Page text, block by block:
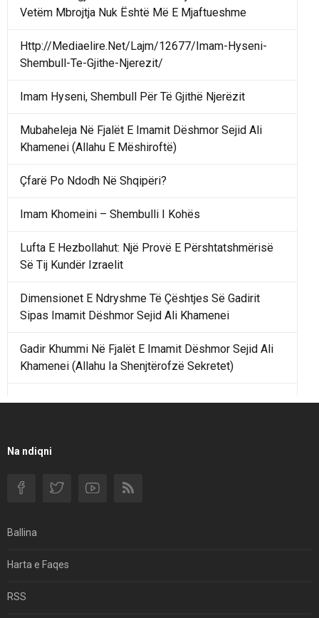
Vetëm Mbrojtja Nuk Është Më E Mjaftueshme
Http://Mediaelire.Net/Lajm/12677/Imam-Hyseni-
Shembull-Te-Gjithe-Njerezit/
Imam Hyseni, Shembull Për Të Gjithë Njerëzit
Mubaheleja Në Fjalët E Imamit Dëshmor Sejid Ali
Khamenei (Allahu E Mëshiroftë)
Çfarë Po Ndodh Në Shqipëri?
Imam Khomeini – Shembulli I Kohës
Lufta E Hezbollahut: Një Provë E Përshtatshmërisë
Së Tij Kundër Izraelit
Dimensionet E Ndryshme Të Çështjes Së Gadirit
Sipas Imamit Dëshmor Sejid Ali Khamenei
Gadir Khummi Në Fjalët E Imamit Dëshmor Sejid Ali
Khamenei (Allahu Ia Shenjtërofzë Sekretet)
Filmi I Shkurtër Iranian “Pasta Alfredo” Ka Udhëtuar
Na ndiqni
Ballina
Harta e Faqes
RSS